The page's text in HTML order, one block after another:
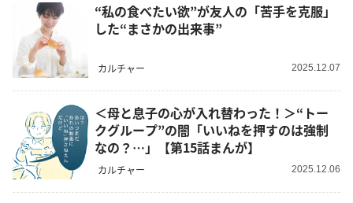
“私の食べたい欲”が友人の「苦手を克服」
した“まさかの出来事”
カルチャー 2025.12.07
＜母と息子の心が入れ替わった！＞“トー
クグループ”の闇「いいねを押すのは強制
なの？…」【第15話まんが】
カルチャー 2025.12.06